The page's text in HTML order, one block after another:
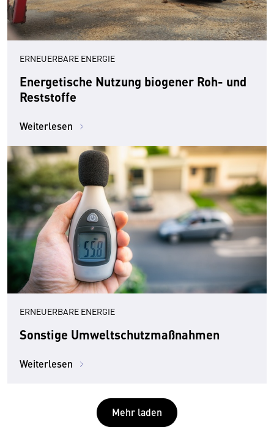
ERNEUERBARE ENERGIE
Energetische Nutzung biogener Roh- und
Reststoffe
Weiterlesen
ERNEUERBARE ENERGIE
Sonstige Umweltschutzmaßnahmen
Weiterlesen
Mehr laden